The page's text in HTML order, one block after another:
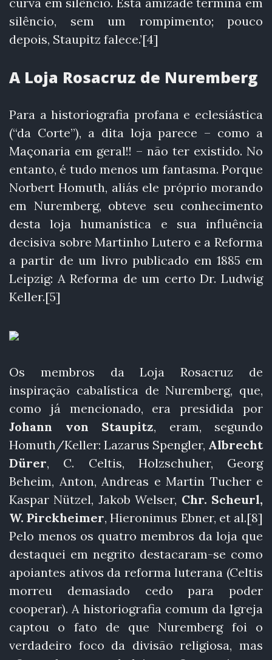
silêncio, sem um rompimento; pouco
depois, Staupitz falece.’[4]
A Loja Rosacruz de Nuremberg
Para a historiografia profana e eclesiástica
(“da Corte”), a dita loja parece – como a
Maçonaria em geral!! – não ter existido. No
entanto, é tudo menos um fantasma. Porque
Norbert Homuth, aliás ele próprio morando
em Nuremberg, obteve seu conhecimento
desta loja humanística e sua influência
decisiva sobre Martinho Lutero e a Reforma
a partir de um livro publicado em 1885 em
Leipzig: A Reforma de um certo Dr. Ludwig
Keller.[5]
Os membros da Loja Rosacruz de
inspiração cabalística de Nuremberg, que,
como já mencionado, era presidida por
Johann von Staupitz, eram, segundo
Homuth/Keller: Lazarus Spengler, Albrecht
Dürer, C. Celtis, Holzschuher, Georg
Beheim, Anton, Andreas e Martin Tucher e
Kaspar Nützel, Jakob Welser, Chr. Scheurl,
W. Pirckheimer, Hieronimus Ebner, et al.[8]
Pelo menos os quatro membros da loja que
destaquei em negrito destacaram-se como
apoiantes ativos da reforma luterana (Celtis
morreu demasiado cedo para poder
cooperar). A historiografia comum da Igreja
captou o fato de que Nuremberg foi o
verdadeiro foco da divisão religiosa, mas